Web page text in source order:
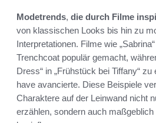
Modetrends, die durch Filme
von klassischen Looks bis hin zu
Interpretationen. Filme wie
Trenchcoat populär gemacht,
Dress“ in „Frühstück bei Tiffany“
have avancierte. Diese Beispiele
Charaktere auf der Leinwand nicht
erzählen, sondern auch